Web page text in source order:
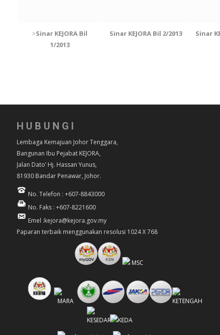
>Sinar KEJORA Bil
1/2013
Sinar KEJORA Bil 2/2013 Sinar
HUBUNGI
Lembaga Kemajuan Johor Tenggara,
Bangunan Ibu Pejabat KEJORA,
Jalan Dato’ Hj. Hassan Yunus,
81930 Bandar Penawar, Johor.
No. Telefon : +607-8843000
No. Faks : +607-8221600
Emel :kejora@kejora.gov.my
Paparan terbaik menggunakan resolusi 1024 X 768